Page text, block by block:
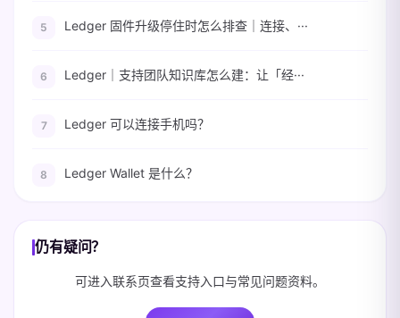
Ledger 固件升级停住时怎么排查｜连接、···
Ledger｜支持团队知识库怎么建：让「经···
Ledger 可以连接手机吗？
Ledger Wallet 是什么？
仍有疑问？
可进入联系页查看支持入口与常见问题资料。